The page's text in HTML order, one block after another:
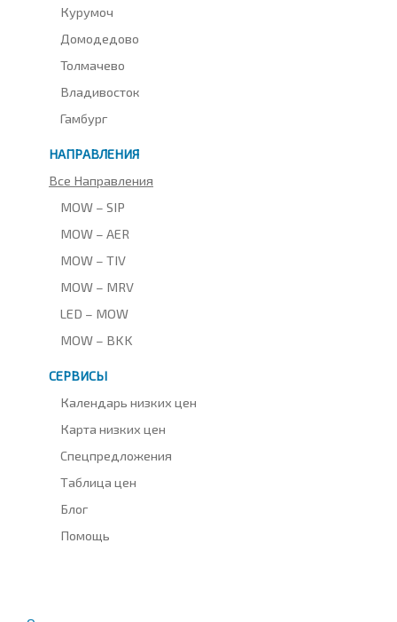
Курумоч
Домодедово
Толмачево
Владивосток
Гамбург
НАПРАВЛЕНИЯ
Все Направления
MOW – SIP
MOW – AER
MOW – TIV
MOW – MRV
LED – MOW
MOW – BKK
СЕРВИСЫ
Календарь низких цен
Карта низких цен
Спецпредложения
Таблица цен
Блог
Помощь